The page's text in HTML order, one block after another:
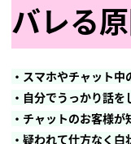
バレる
・スマホやチャット
・自分でうっかり話を
・チャットのお客様が
・疑われて仕方なく白